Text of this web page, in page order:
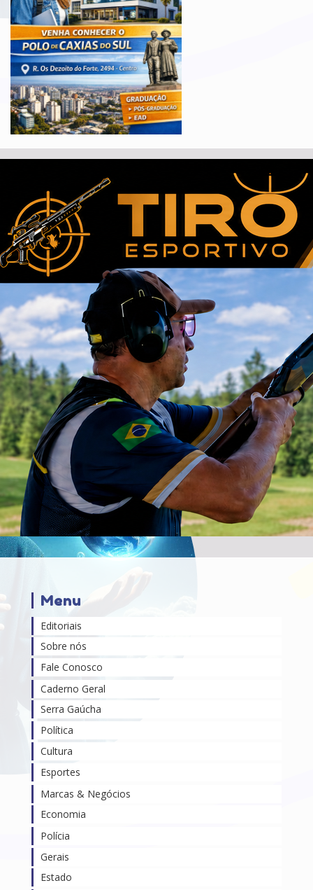
Menu
Editoriais
Sobre nós
Fale Conosco
Caderno Geral
Serra Gaúcha
Política
Cultura
Esportes
Marcas & Negócios
Economia
Polícia
Gerais
Estado